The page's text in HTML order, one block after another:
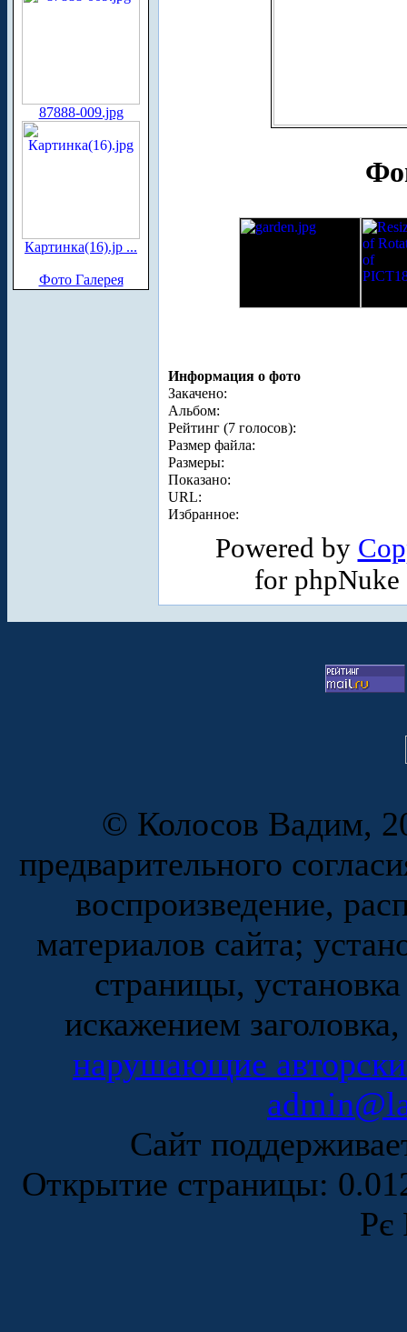
87888-009.jpg
Картинка(16).jp ...
Фото Галерея
Информация о фото
Закачено:
Альбом:
Рейтинг (7 голосов):
Размер файла:
Размеры:
Показано:
URL:
Избранное:
Powered by
for
© Колосов Вадим,
предварительного
воспроизведение,
материалов сайта;
страницы,
искажением
нарушающие
Сайт
Открытие страницы:
Рє